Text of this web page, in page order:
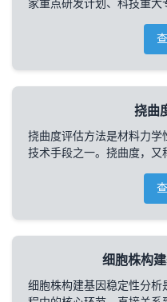
家重点研发计划、科技重大
挠曲
挠曲度评估方法是材料力
技术手段之一。挠曲度，又
细胞株构
细胞株构建基因稳定性分析